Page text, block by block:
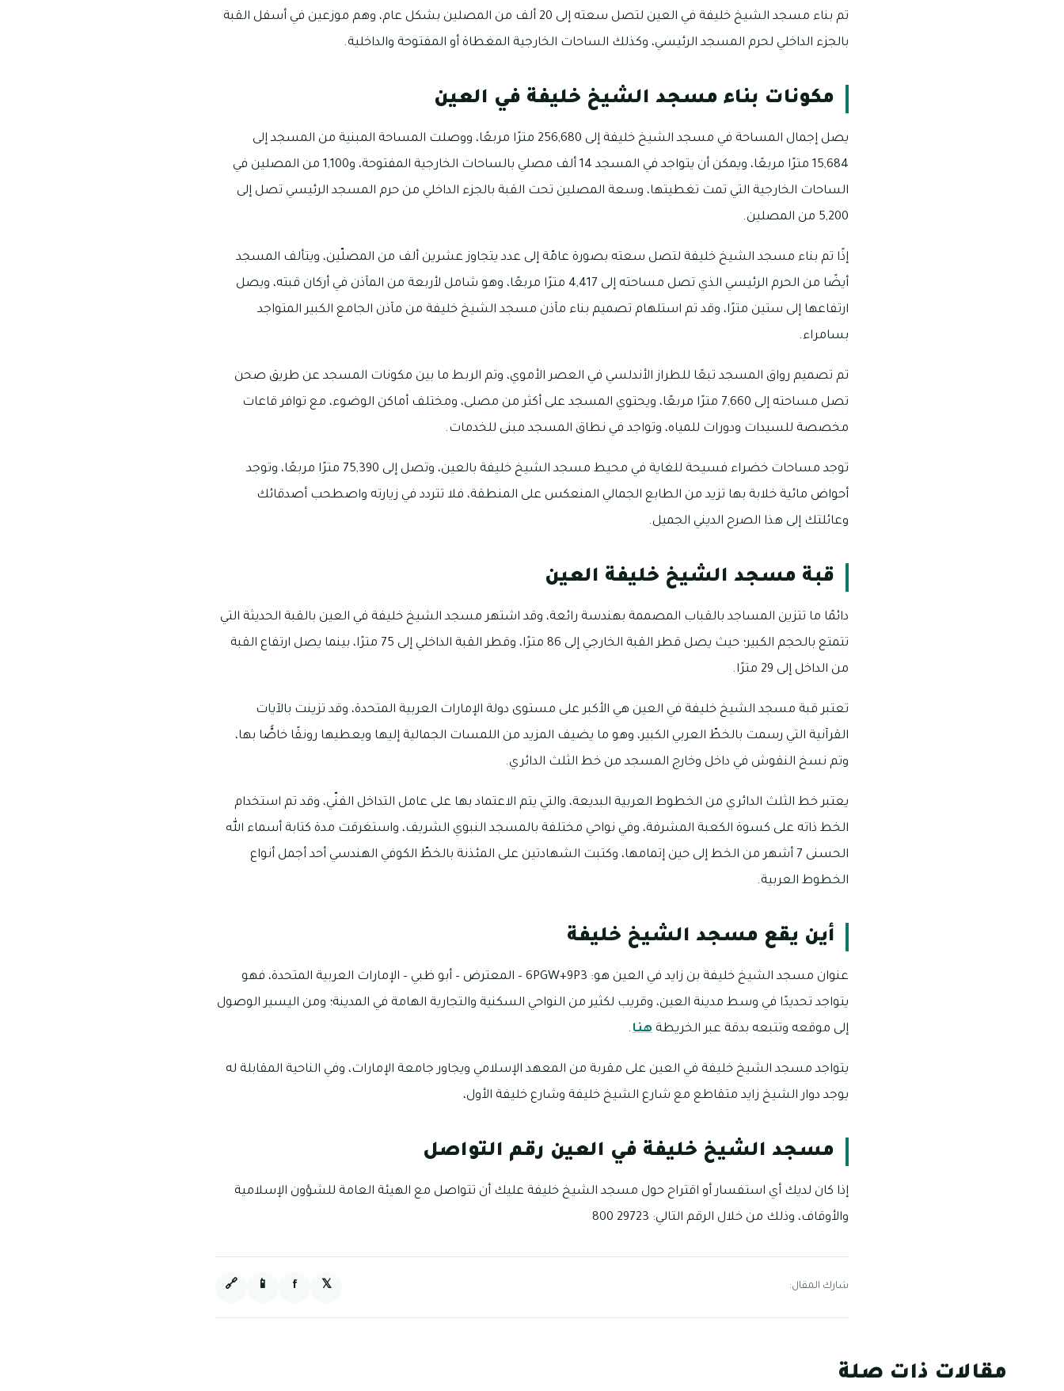
تم بناء مسجد الشيخ خليفة في العين لتصل سعته إلى 20 ألف من المصلين بشكل عام، وهم موزعين في أسفل القبة
بالجزء الداخلي لحرم المسجد الرئيسي، وكذلك الساحات الخارجية المغطاة أو المفتوحة والداخلية.
مكونات بناء مسجد الشيخ خليفة في العين
يصل إجمال المساحة في مسجد الشيخ خليفة إلى 256,680 مترًا مربعًا، ووصلت المساحة المبنية من المسجد إلى
15,684 مترًا مربعًا، ويمكن أن يتواجد في المسجد 14 ألف مصلي بالساحات الخارجية المفتوحة، و1,100 من المصلين في
الساحات الخارجية التي تمت تغطيتها، وسعة المصلين تحت القبة بالجزء الداخلي من حرم المسجد الرئيسي تصل إلى
5,200 من المصلين.
إذًا تم بناء مسجد الشيخ خليفة لتصل سعته بصورة عامّة إلى عدد يتجاوز عشرين ألف من المصلّين، ويتألف المسجد
أيضًا من الحرم الرئيسي الذي تصل مساحته إلى 4,417 مترًا مربعًا، وهو شامل لأربعة من المآذن في أركان قبته، ويصل
ارتفاعها إلى ستين مترًا، وقد تم استلهام تصميم بناء مآذن مسجد الشيخ خليفة من مآذن الجامع الكبير المتواجد
بسامراء.
تم تصميم رواق المسجد تبعًا للطراز الأندلسي في العصر الأموي، وتم الربط ما بين مكونات المسجد عن طريق صحن
تصل مساحته إلى 7,660 مترًا مربعًا، ويحتوي المسجد على أكثر من مصلى، ومختلف أماكن الوضوء، مع توافر قاعات
مخصصة للسيدات ودورات للمياه، وتواجد في نطاق المسجد مبنى للخدمات.
توجد مساحات خضراء فسيحة للغاية في محيط مسجد الشيخ خليفة بالعين، وتصل إلى 75,390 مترًا مربعًا، وتوجد
أحواض مائية خلابة بها تزيد من الطابع الجمالي المنعكس على المنطقة، فلا تتردد في زيارته واصطحب أصدقائك
وعائلتك إلى هذا الصرح الديني الجميل.
قبة مسجد الشيخ خليفة العين
دائمًا ما تتزين المساجد بالقباب المصممة بهندسة رائعة، وقد اشتهر مسجد الشيخ خليفة في العين بالقبة الحديثة التي
تتمتع بالحجم الكبير؛ حيث يصل قطر القبة الخارجي إلى 86 مترًا، وقطر القبة الداخلي إلى 75 مترًا، بينما يصل ارتفاع القبة
من الداخل إلى 29 مترًا.
تعتبر قبة مسجد الشيخ خليفة في العين هي الأكبر على مستوى دولة الإمارات العربية المتحدة، وقد تزينت بالآيات
القرآنية التي رسمت بالخطّ العربي الكبير، وهو ما يضيف المزيد من اللمسات الجمالية إليها ويعطيها رونقًا خاصًّا بها،
وتم نسخ النقوش في داخل وخارج المسجد من خط الثلث الدائري.
يعتبر خط الثلث الدائري من الخطوط العربية البديعة، والتي يتم الاعتماد بها على عامل التداخل الفنّي، وقد تم استخدام
الخط ذاته على كسوة الكعبة المشرفة، وفي نواحي مختلفة بالمسجد النبوي الشريف، واستغرقت مدة كتابة أسماء الله
الحسنى 7 أشهر من الخط إلى حين إتمامها، وكتبت الشهادتين على المئذنة بالخطّ الكوفي الهندسي أحد أجمل أنواع
الخطوط العربية.
أين يقع مسجد الشيخ خليفة
عنوان مسجد الشيخ خليفة بن زايد في العين هو: 6PGW+9P3 – المعترض – أبو ظبي – الإمارات العربية المتحدة، فهو
يتواجد تحديدًا في وسط مدينة العين، وقريب لكثير من النواحي السكنية والتجارية الهامة في المدينة؛ ومن اليسير الوصول
إلى موقعه وتتبعه بدقة عبر الخريطة هنا.
يتواجد مسجد الشيخ خليفة في العين على مقربة من المعهد الإسلامي ويجاور جامعة الإمارات، وفي الناحية المقابلة له
يوجد دوار الشيخ زايد متقاطع مع شارع الشيخ خليفة وشارع خليفة الأول،
مسجد الشيخ خليفة في العين رقم التواصل
إذا كان لديك أي استفسار أو اقتراح حول مسجد الشيخ خليفة عليك أن تتواصل مع الهيئة العامة للشؤون الإسلامية
والأوقاف، وذلك من خلال الرقم التالي: 29723 800
شارك المقال: 𝕏
f
📱
🔗
مقالات ذات صلة